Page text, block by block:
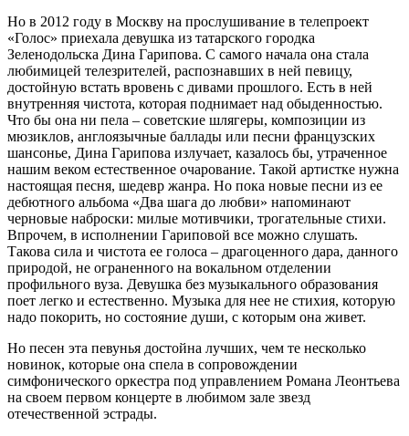
Но в 2012 году в Москву на прослушивание в телепроект
«Голос» приехала девушка из татарского городка
Зеленодольска Дина Гарипова. С самого начала она стала
любимицей телезрителей, распознавших в ней певицу,
достойную встать вровень с дивами прошлого. Есть в ней
внутренняя чистота, которая поднимает над обыденностью.
Что бы она ни пела – советские шлягеры, композиции из
мюзиклов, англоязычные баллады или песни французских
шансонье, Дина Гарипова излучает, казалось бы, утраченное
нашим веком естественное очарование. Такой артистке нужна
настоящая песня, шедевр жанра. Но пока новые песни из ее
дебютного альбома «Два шага до любви» напоминают
черновые наброски: милые мотивчики, трогательные стихи.
Впрочем, в исполнении Гариповой все можно слушать.
Такова сила и чистота ее голоса – драгоценного дара, данного
природой, не ограненного на вокальном отделении
профильного вуза. Девушка без музыкального образования
поет легко и естественно. Музыка для нее не стихия, которую
надо покорить, но состояние души, с которым она живет.
Но песен эта певунья достойна лучших, чем те несколько
новинок, которые она спела в сопровождении
симфонического оркестра под управлением Романа Леонтьева
на своем первом концерте в любимом зале звезд
отечественной эстрады.